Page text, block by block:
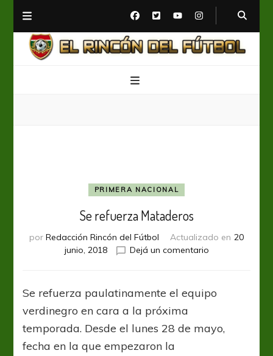
PRIMERA NACIONAL
Se refuerza Mataderos
por Redacción Rincón del Fútbol Actualizado en 20
junio, 2018
Dejá un comentarioen
Se refuerza paulatinamente el equipo
verdinegro en cara a la próxima
temporada. Desde el lunes 28 de mayo,
fecha en la que empezaron la